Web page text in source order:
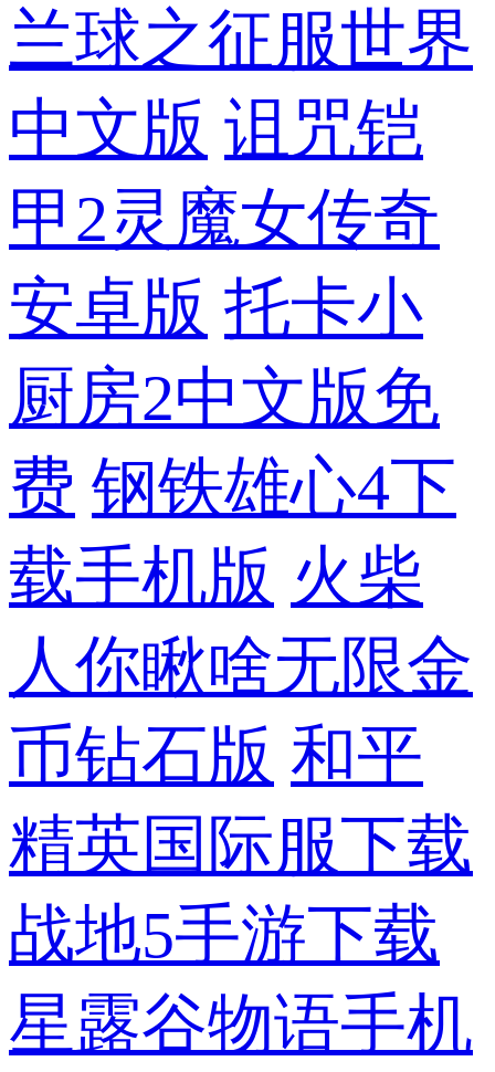
兰球之征服世界
中文版 诅咒铠
甲2灵魔女传奇
安卓版 托卡小
厨房2中文版免
费 钢铁雄心4下
载手机版 火柴
人你瞅啥无限金
币钻石版 和平
精英国际服下载
战地5手游下载
星露谷物语手机